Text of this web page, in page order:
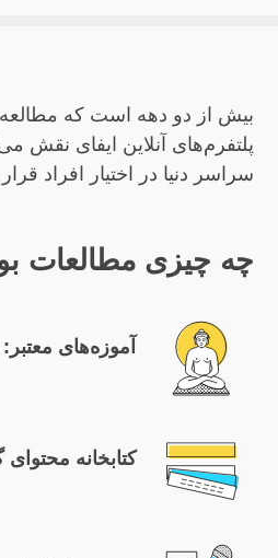
بیش از دو دهه است که مطالعه
پلتفرم‌های آنلاین ایفای نقش
سراسر دنیا در اختیار افراد
چه چیزی مطالعات
آموزه‌های معتبر:
کتابخانه